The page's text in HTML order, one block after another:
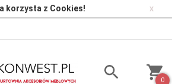
korzysta z Cookies! x
0